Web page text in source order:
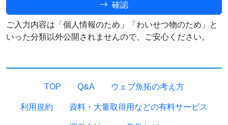
確認
ご入力内容は「個人情報のため」「わいせつ物のため」と
いった分類以外公開されませんので、ご安心ください。
TOP Q&A ウェブ魚拓の考え方
利用規約 資料・大量取得用などの有料サービス